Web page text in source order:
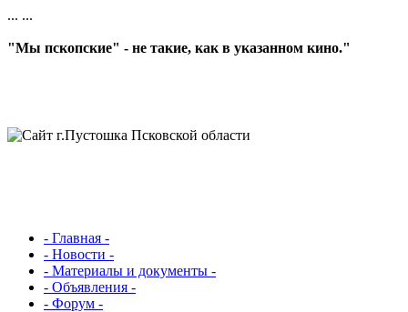
... ...
"Мы пскопские" - не такие, как в указанном кино."
- Главная -
- Новости -
- Материалы и документы -
- Объявления -
- Форум -